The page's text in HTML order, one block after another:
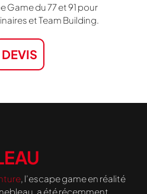
Game du 77 et 91 pour
et Team Building.
DEVIS
, l’escape game en réalité
a été récemment